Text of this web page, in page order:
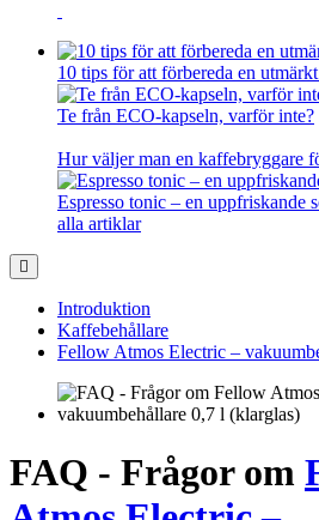
10 tips för att förbereda en
Te från ECO-kapseln, varför inte?
Hur väljer man en kaffebryggare